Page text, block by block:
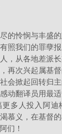
的怜悯与丰盛
照我们的罪孽
，从各地差派
再次兴起属基
会掀起回转归
动翻译员用最
多人投入阿迪
慕义，在基督
们！